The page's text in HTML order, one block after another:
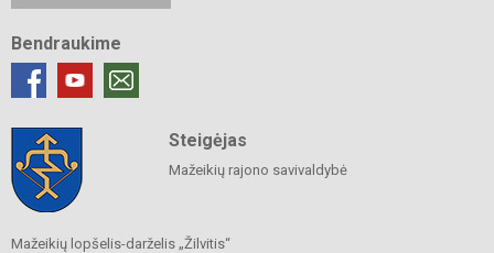
Bendraukime
Steigėjas
Mažeikių rajono savivaldybė
Mažeikių lopšelis-darželis „Žilvitis“